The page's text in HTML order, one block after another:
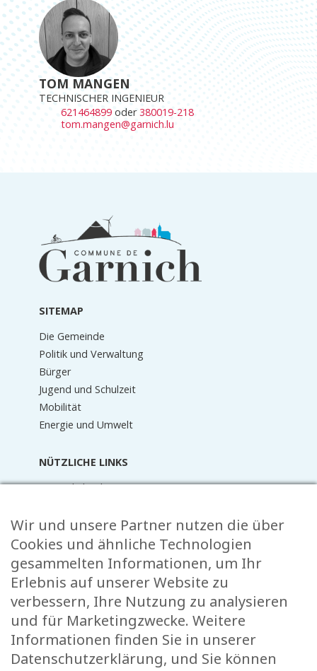
TOM MANGEN
TECHNISCHER INGENIEUR
621464899oder380019-218
tom.mangen@garnich.lu
Informationen
Fußzeile
SITEMAP
Die Gemeinde
Politik und Verwaltung
Bürger
Jugend und Schulzeit
Mobilität
Energie und Umwelt
NÜTZLICHE LINKS
Terminkalender
Mediathek
Raider Online
Formulare
FAQ
Rue de l’École 15,
Wir und unsere Partner nutzen die über
Cookies und ähnliche Technologien
gesammelten Informationen, um Ihr
Erlebnis auf unserer Website zu
verbessern, Ihre Nutzung zu analysieren
und für Marketingzwecke. Weitere
Informationen finden Sie in unserer
Datenschutzerklärung, und Sie können